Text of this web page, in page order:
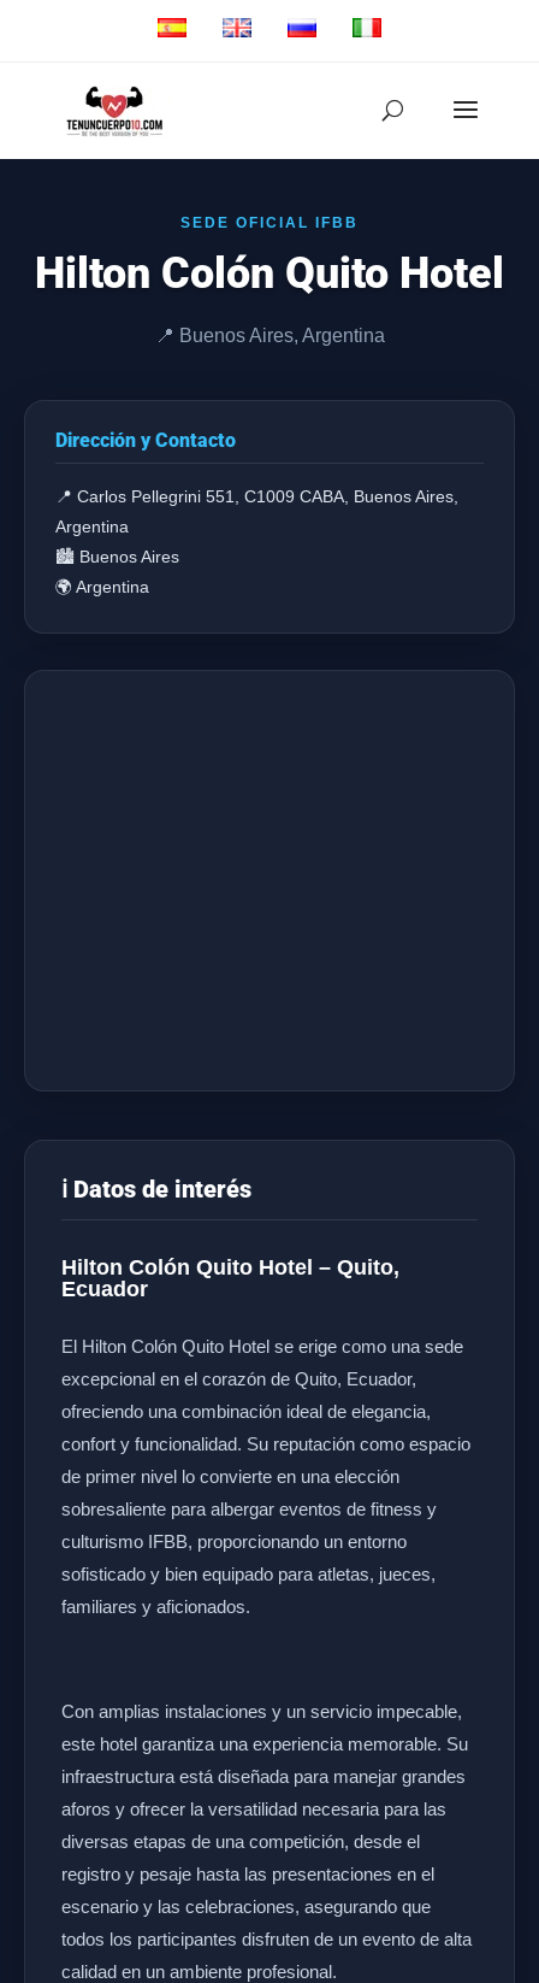
SEDE OFICIAL IFBB
Hilton Colón Quito Hotel
📍 Buenos Aires, Argentina
Dirección y Contacto
📍 Carlos Pellegrini 551, C1009 CABA, Buenos Aires,
Argentina
🏙️ Buenos Aires
🌍 Argentina
ℹ️ Datos de interés
Hilton Colón Quito Hotel – Quito,
Ecuador
El Hilton Colón Quito Hotel se erige como una sede
excepcional en el corazón de Quito, Ecuador,
ofreciendo una combinación ideal de elegancia,
confort y funcionalidad. Su reputación como espacio
de primer nivel lo convierte en una elección
sobresaliente para albergar eventos de fitness y
culturismo IFBB, proporcionando un entorno
sofisticado y bien equipado para atletas, jueces,
familiares y aficionados.
Con amplias instalaciones y un servicio impecable,
este hotel garantiza una experiencia memorable. Su
infraestructura está diseñada para manejar grandes
aforos y ofrecer la versatilidad necesaria para las
diversas etapas de una competición, desde el
registro y pesaje hasta las presentaciones en el
escenario y las celebraciones, asegurando que
todos los participantes disfruten de un evento de alta
calidad en un ambiente profesional.